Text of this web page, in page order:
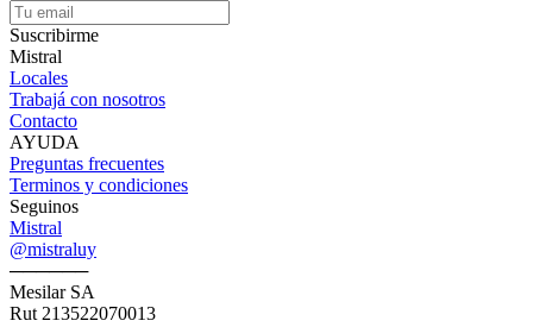
Suscribirme
Mistral
Locales
Trabajá con nosotros
Contacto
AYUDA
Preguntas frecuentes
Terminos y condiciones
Seguinos
Mistral
@mistraluy
──────
Mesilar SA
Rut 213522070013